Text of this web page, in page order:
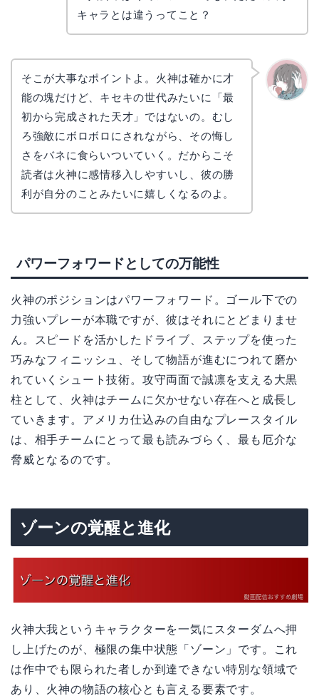
キャラとは違うってこと？
そこが大事なポイントよ。火神は確かに才
能の塊だけど、キセキの世代みたいに「最
初から完成された天才」ではないの。むし
ろ強敵にボロボロにされながら、その悔し
さをバネに食らいついていく。だからこそ
読者は火神に感情移入しやすいし、彼の勝
利が自分のことみたいに嬉しくなるのよ。
パワーフォワードとしての万能性
火神のポジションはパワーフォワード。ゴール下での
力強いプレーが本職ですが、彼はそれにとどまりませ
ん。スピードを活かしたドライブ、ステップを使った
巧みなフィニッシュ、そして物語が進むにつれて磨か
れていくシュート技術。攻守両面で誠凛を支える大黒
柱として、火神はチームに欠かせない存在へと成長し
ていきます。アメリカ仕込みの自由なプレースタイル
は、相手チームにとって最も読みづらく、最も厄介な
脅威となるのです。
ゾーンの覚醒と進化
火神大我というキャラクターを一気にスターダムへ押
し上げたのが、極限の集中状態「ゾーン」です。これ
は作中でも限られた者しか到達できない特別な領域で
あり、火神の物語の核心とも言える要素です。